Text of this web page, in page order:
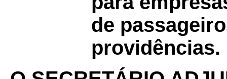
de
providências.